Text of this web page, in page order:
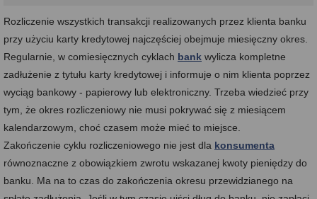
Rozliczenie wszystkich transakcji realizowanych przez klienta banku
przy użyciu karty kredytowej najczęściej obejmuje miesięczny okres.
Regularnie, w comiesięcznych cyklach bank wylicza kompletne
zadłużenie z tytułu karty kredytowej i informuje o nim klienta poprzez
wyciąg bankowy - papierowy lub elektroniczny. Trzeba wiedzieć przy
tym, że okres rozliczeniowy nie musi pokrywać się z miesiącem
kalendarzowym, choć czasem może mieć to miejsce.
Zakończenie cyklu rozliczeniowego nie jest dla konsumenta
równoznaczne z obowiązkiem zwrotu wskazanej kwoty pieniędzy do
banku. Ma na to czas do zakończenia okresu przewidzianego na